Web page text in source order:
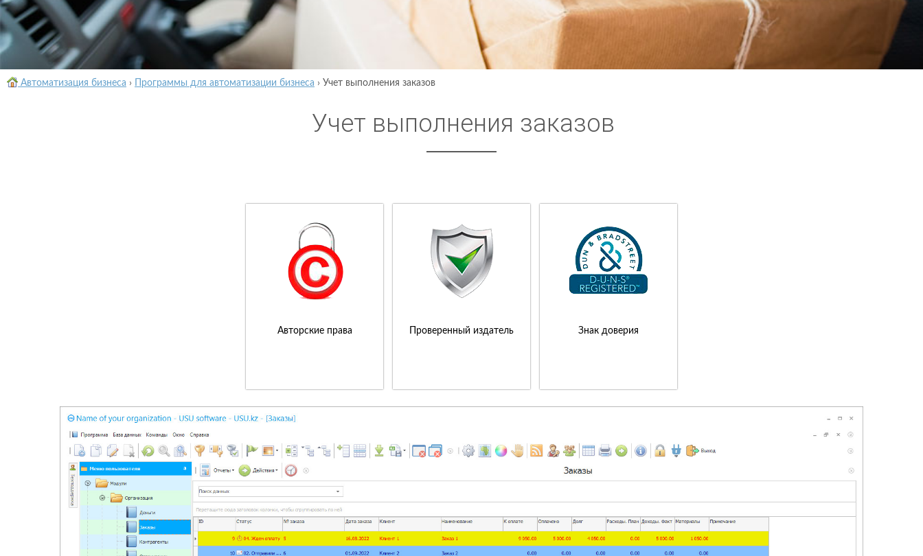
Автоматизация бизнеса › Программы для автоматизации бизнеса › Учет выполнения заказов
Учет выполнения заказов
Авторские права Проверенный издатель Знак доверия